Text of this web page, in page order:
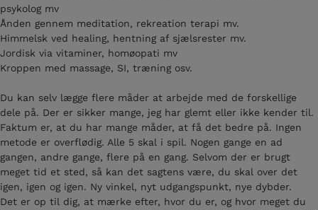
psykolog mv
Ånden gennem meditation, rekreation terapi mv.
Himmelsk ved healing, hentning af sjælsrester mv.
Jordisk via vitaminer, homøopati mv
Kroppen med massage, SI, træning osv.
Du kan selv lægge flere måder at arbejde med de forskellige
dele på. Der er sikker mange, jeg har glemt eller ikke kender til.
Faktum er, at du har mange måder, at få det bedre på. Ingen
metode er overflødig. Alle 5 skal i spil. Nogen gange en ad
gangen, andre gange, flere på en gang. Selvom der er brugt
meget tid et sted, så kan det sagtens være, du skal over det
igen, igen og igen. Ny vinkel, nyt udgangspunkt, nye dybder.
Det er op til dig, at mærke efter, hvor du er, og hvor meget du